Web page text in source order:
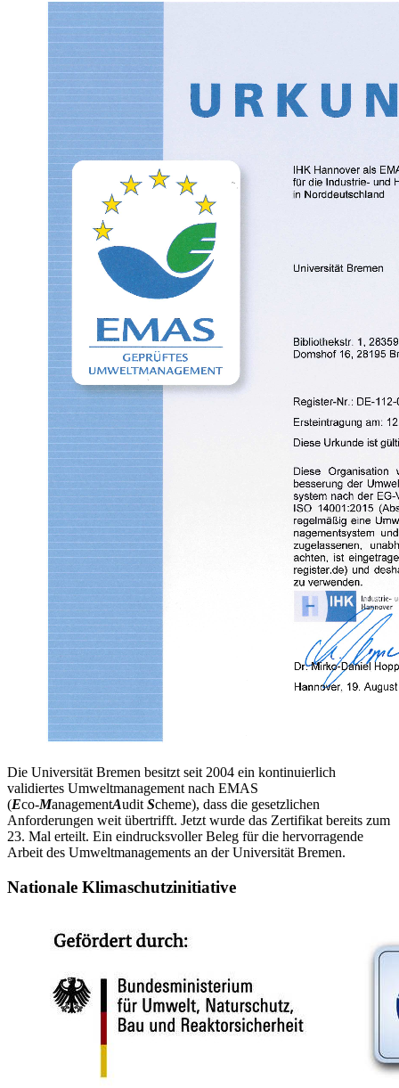
Die Universität Bremen besitzt seit 2004 ein kontinuierlich
validiertes Umweltmanagement nach EMAS
(Eco-ManagementAuditScheme), dass die gesetzlichen
Anforderungen weit übertrifft. Jetzt wurde das Zertifikat bereits zum
23. Mal erteilt. Ein eindrucksvoller Beleg für die hervorragende
Arbeit des Umweltmanagements an der Universität Bremen.
Nationale Klimaschutzinitiative